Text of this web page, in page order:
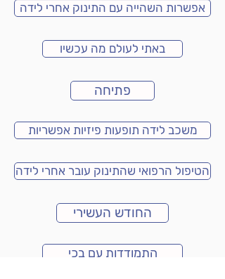
אפשרות השהייה עם התינוק אחרי לידה
באתי לעולם מה עכשיו
פתיחה
משכב לידה תופעות פיזיות אפשריות
הטיפול הרפואי שהתינוק עובר אחרי לידה
החודש העשירי
התמודדות עם בכי